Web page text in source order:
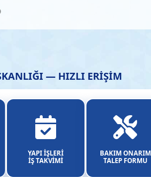
— HIZLI ERİŞİM
YAPI İŞLERİ
İŞ TAKVİMİ
BAKIM ONARIM
TALEP FORMU